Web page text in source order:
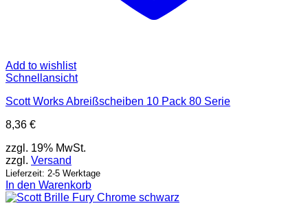
Add to wishlist
Schnellansicht
Scott Works Abreißscheiben 10 Pack 80 Serie
8,36 €
zzgl. 19% MwSt.
zzgl. Versand
Lieferzeit: 2-5 Werktage
In den Warenkorb